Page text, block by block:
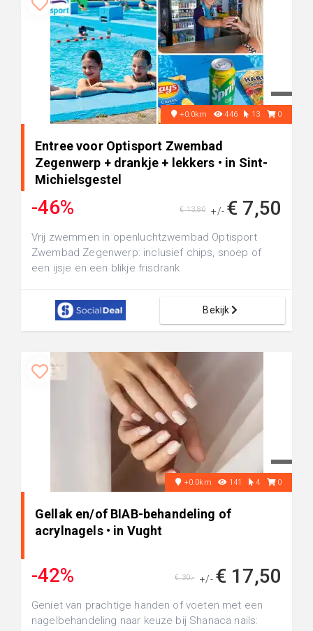
+0.0km 446 13 0
Entree voor Optisport Zwembad
Zegenwerp + drankje + lekkers • in Sint-
Michielsgestel
-46% +/- € 7,50
€ 13,80
Vrij zwemmen in openluchtzwembad Optisport
Zwembad Zegenwerp: inclusief chips, snoep of
een ijsje en een blikje frisdrank
Bekijk
+0.0km 141 4 0
Gellak en/of BIAB-behandeling of
acrylnagels • in Vught
-42% +/- € 17,50
€ 30,-
Geniet van prachtige handen of voeten met een
nagelbehandeling naar keuze bij Shanaca nails: